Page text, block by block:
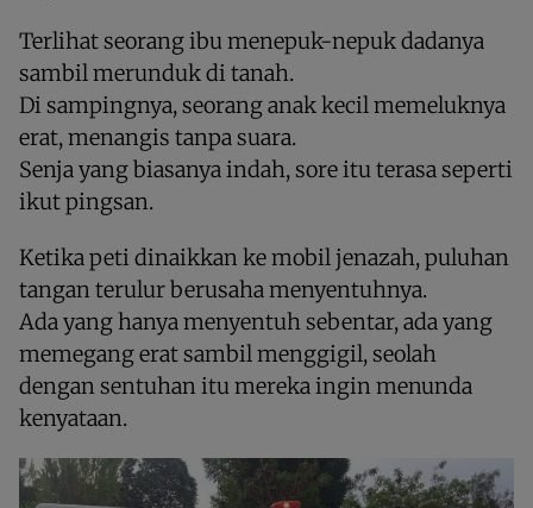
Terlihat seorang ibu menepuk-nepuk dadanya
sambil merunduk di tanah.
Di sampingnya, seorang anak kecil memeluknya
erat, menangis tanpa suara.
Senja yang biasanya indah, sore itu terasa seperti
ikut pingsan.
Ketika peti dinaikkan ke mobil jenazah, puluhan
tangan terulur berusaha menyentuhnya.
Ada yang hanya menyentuh sebentar, ada yang
memegang erat sambil menggigil, seolah
dengan sentuhan itu mereka ingin menunda
kenyataan.